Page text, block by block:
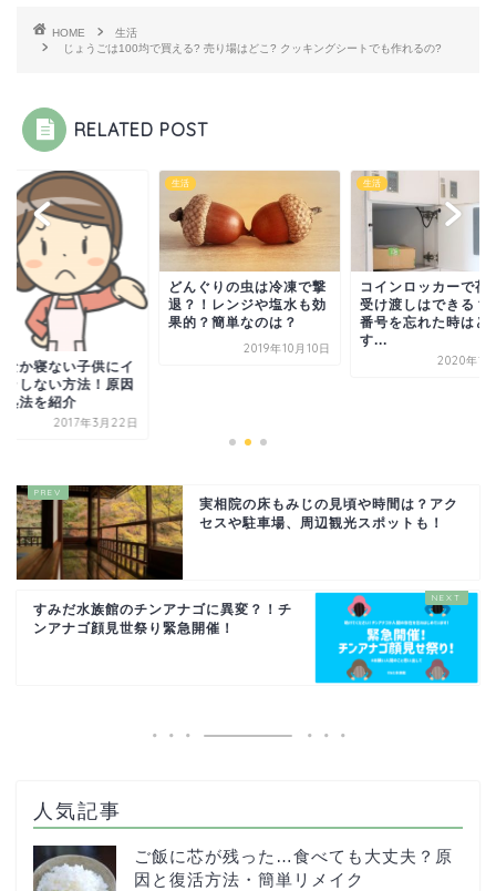
HOME
生活
じょうごは100均で買える? 売り場はどこ? クッキングシートでも作れるの?
RELATED POST
なか寝ない子供にイ
ラしない方法！原因
処法を紹介
2017年3月22日
生活
どんぐりの虫は冷凍で撃
退？！レンジや塩水も効
果的？簡単なのは？
2019年10月10日
生活
コインロッカーで荷
受け渡しはできる？
番号を忘れた時はど
す...
2020年1
実相院の床もみじの見頃や時間は？アク
セスや駐車場、周辺観光スポットも！
すみだ水族館のチンアナゴに異変？！チ
ンアナゴ顔見世祭り緊急開催！
人気記事
ご飯に芯が残った…食べても大丈夫？原
因と復活方法・簡単リメイク